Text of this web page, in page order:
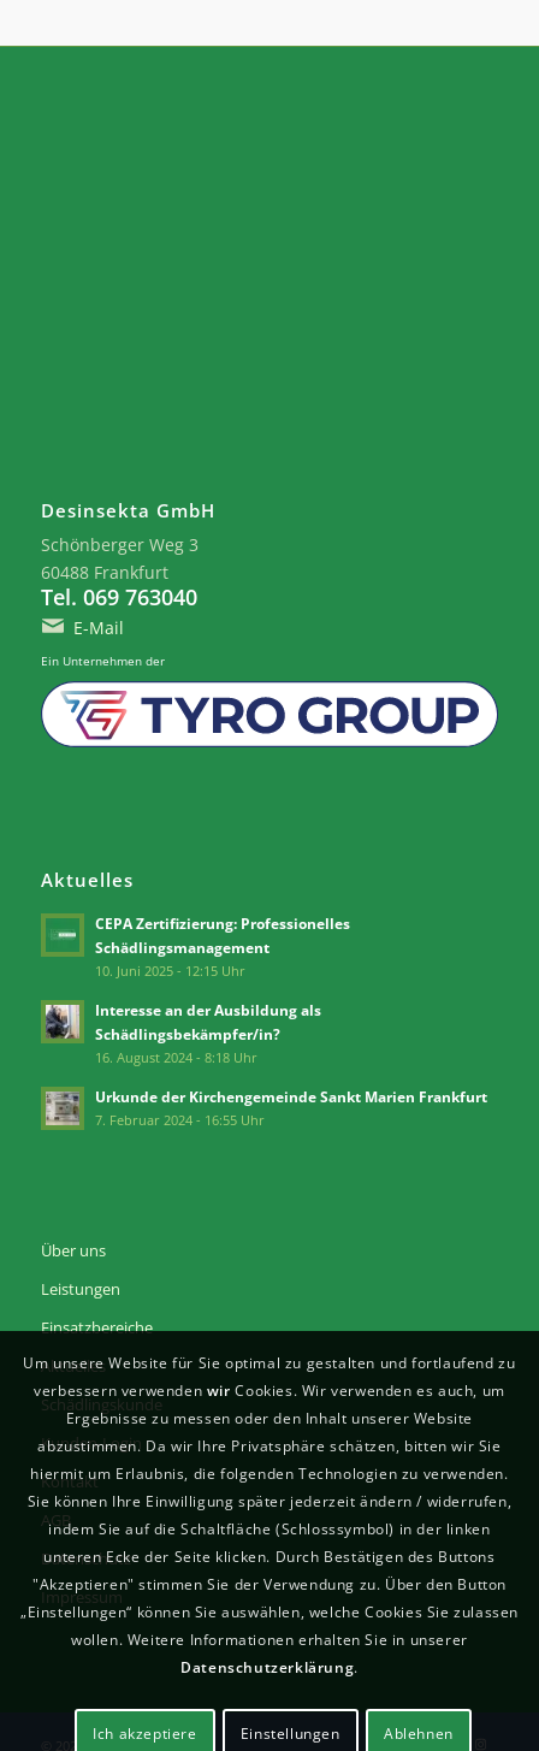
Desinsekta GmbH
Schönberger Weg 3
60488 Frankfurt
Tel. 069 763040
E-Mail
Ein Unternehmen der
Aktuelles
CEPA Zertifizierung: Professionelles
Schädlingsmanagement
10. Juni 2025 - 12:15 Uhr
Interesse an der Ausbildung als
Schädlingsbekämpfer/in?
16. August 2024 - 8:18 Uhr
Urkunde der Kirchengemeinde Sankt Marien Frankfurt
7. Februar 2024 - 16:55 Uhr
Über uns
Leistungen
Einsatzbereiche
Aktuelles
Schädlingskunde
Kunden-Login
Kontakt
AGB
Datenschutz
Impressum
2026 Desinsekta GmbH
Um unsere Website für Sie optimal zu gestalten und fortlaufend zu
verbessern verwenden wir Cookies. Wir verwenden es auch, um
Ergebnisse zu messen oder den Inhalt unserer Website
abzustimmen. Da wir Ihre Privatsphäre schätzen, bitten wir Sie
hiermit um Erlaubnis, die folgenden Technologien zu verwenden.
Sie können Ihre Einwilligung später jederzeit ändern / widerrufen,
indem Sie auf die Schaltfläche (Schlosssymbol) in der linken
unteren Ecke der Seite klicken. Durch Bestätigen des Buttons
"Akzeptieren" stimmen Sie der Verwendung zu. Über den Button
„Einstellungen“ können Sie auswählen, welche Cookies Sie zulassen
wollen. Weitere Informationen erhalten Sie in unserer
Datenschutzerklärung.
Ich akzeptiere Einstellungen Ablehnen